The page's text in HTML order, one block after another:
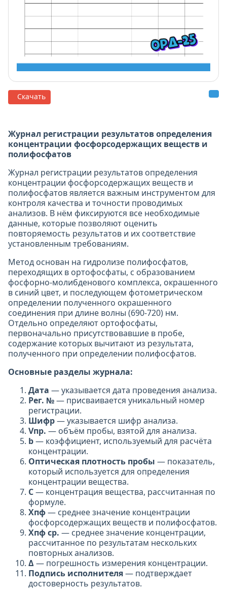
Скачать
Журнал регистрации результатов определения
концентрации фосфорсодержащих веществ и
полифосфатов
Журнал регистрации результатов определения
концентрации фосфорсодержащих веществ и
полифосфатов является важным инструментом для
контроля качества и точности проводимых
анализов. В нём фиксируются все необходимые
данные, которые позволяют оценить
повторяемость результатов и их соответствие
установленным требованиям.
Метод основан на гидролизе полифосфатов,
переходящих в ортофосфаты, с образованием
фосфорно-молибденового комплекса, окрашенного
в синий цвет, и последующем фотометрическом
определении полученного окрашенного
соединения при длине волны (690-720) нм.
Отдельно определяют ортофосфаты,
первоначально присутствовавшие в пробе,
содержание которых вычитают из результата,
полученного при определении полифосфатов.
Основные разделы журнала:
Дата — указывается дата проведения анализа.
Рег. №— присваивается уникальный номер
регистрации.
Шифр— указывается шифр анализа.
Vпр. — объём пробы, взятой для анализа.
b— коэффициент, используемый для расчёта
концентрации.
Оптическая плотность пробы — показатель,
который используется для определения
концентрации вещества.
С— концентрация вещества, рассчитанная по
формуле.
Хпф— среднее значение концентрации
фосфорсодержащих веществ и полифосфатов.
Хпф ср. — среднее значение концентрации,
рассчитанное по результатам нескольких
повторных анализов.
Δ — погрешность измерения концентрации.
Подпись исполнителя— подтверждает
достоверность результатов.